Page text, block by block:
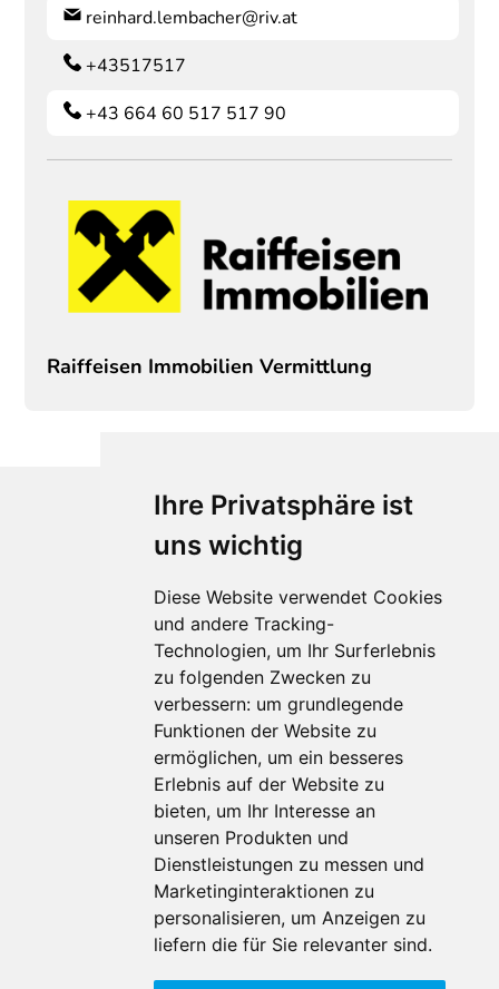
Ihre Privatsphäre ist
uns wichtig
Diese Website verwendet Cookies
und andere Tracking-
Technologien, um Ihr Surferlebnis
zu folgenden Zwecken zu
verbessern: um grundlegende
Funktionen der Website zu
ermöglichen, um ein besseres
Erlebnis auf der Website zu
bieten, um Ihr Interesse an
unseren Produkten und
Dienstleistungen zu messen und
Marketinginteraktionen zu
personalisieren, um Anzeigen zu
liefern die für Sie relevanter sind.
reinhard.lembacher@riv.at
+43517517
+43 664 60 517 517 90
Raiffeisen Immobilien Vermittlung
Für Makler:innen
Über Uns
Vorteile
Kontakt
Software Partner
Teilnahme
FAQ
Für Makler:innen
Impressum